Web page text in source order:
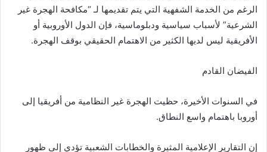
الرغم من الخدمة الشفهية التي يتم تقديمها لـ “مكافحة الهجرة غير
الشرعية” لأسباب سياسية ودبلوماسية، فإن الدول الأوروبية أو
الأفريقية ليس لديها الكثير من الاهتمام الحقيقي بوقف الهجرة.
الفيضان القادم
في السنوات الأخيرة، حظيت الهجرة غير النظامية من أفريقيا إلى
أوروبا باهتمام واسع النطاق.
إن التقارير الإعلامية المثيرة والخطابات الشعبية تؤدي إلى ظهور